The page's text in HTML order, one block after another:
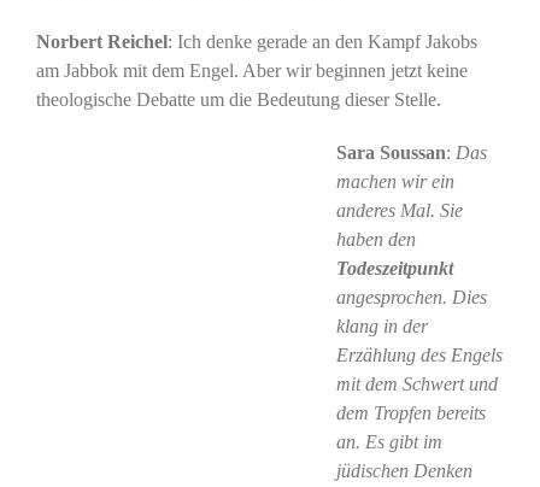
Norbert Reichel: Ich denke gerade an den Kampf Jakobs
am Jabbok mit dem Engel. Aber wir beginnen jetzt keine
theologische Debatte um die Bedeutung dieser Stelle.
Sara Soussan: Das
machen wir ein
anderes Mal. Sie
haben den
Todeszeitpunkt
angesprochen. Dies
klang in der
Erzählung des Engels
mit dem Schwert und
dem Tropfen bereits
an. Es gibt im
jüdischen Denken